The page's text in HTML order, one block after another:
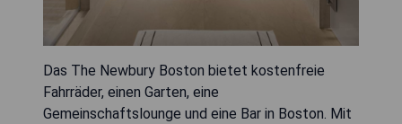
Das The Newbury Boston bietet kostenfreie
Fahrräder, einen Garten, eine
Gemeinschaftslounge und eine Bar in Boston. Mit